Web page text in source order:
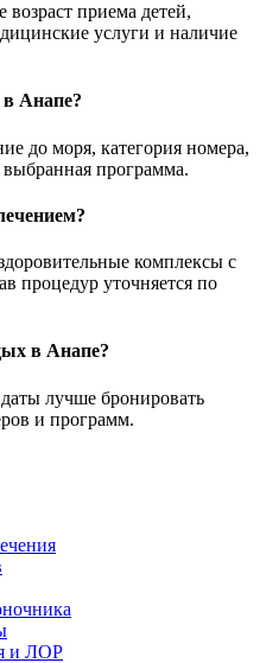
приема детей,
услуги и наличие
в Анапе?
до моря, категория номера,
выбранная программа.
комплексы с
процедур уточняется по
в Анапе?
лучше бронировать
и программ.
и ЛОР